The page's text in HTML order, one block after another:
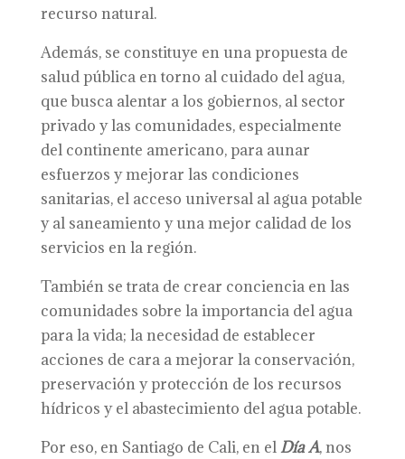
recurso natural.
Además, se constituye en una propuesta de
salud pública en torno al cuidado del agua,
que busca alentar a los gobiernos, al sector
privado y las comunidades, especialmente
del continente americano, para aunar
esfuerzos y mejorar las condiciones
sanitarias, el acceso universal al agua potable
y al saneamiento y una mejor calidad de los
servicios en la región.
También se trata de crear conciencia en las
comunidades sobre la importancia del agua
para la vida; la necesidad de establecer
acciones de cara a mejorar la conservación,
preservación y protección de los recursos
hídricos y el abastecimiento del agua potable.
Por eso, en Santiago de Cali, en elDía A, nos